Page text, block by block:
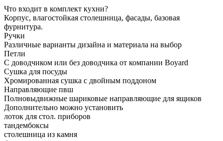
Что входит в комплект кухни?
Корпус, влагостойкая столешница, фасады, базовая
фурнитура.
Ручки
Различные варианты дизайна и материала на выбор
Петли
С доводчиком или без доводчика от компании Boyard
Сушка для посуды
Хромированная сушка с двойным поддоном
Направляющие пвш
Полновыдвижные шариковые направляющие для ящиков
Дополнительно можно установить
лоток для стол. приборов
тандембоксы
столешница из камня